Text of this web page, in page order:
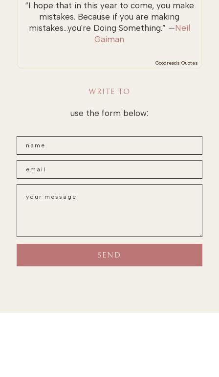
“I hope that in this year to come, you make
mistakes. Because if you are making
mistakes...you're Doing Something.” —Neil
Gaiman
Goodreads Quotes
WRITE TO
use the form below: